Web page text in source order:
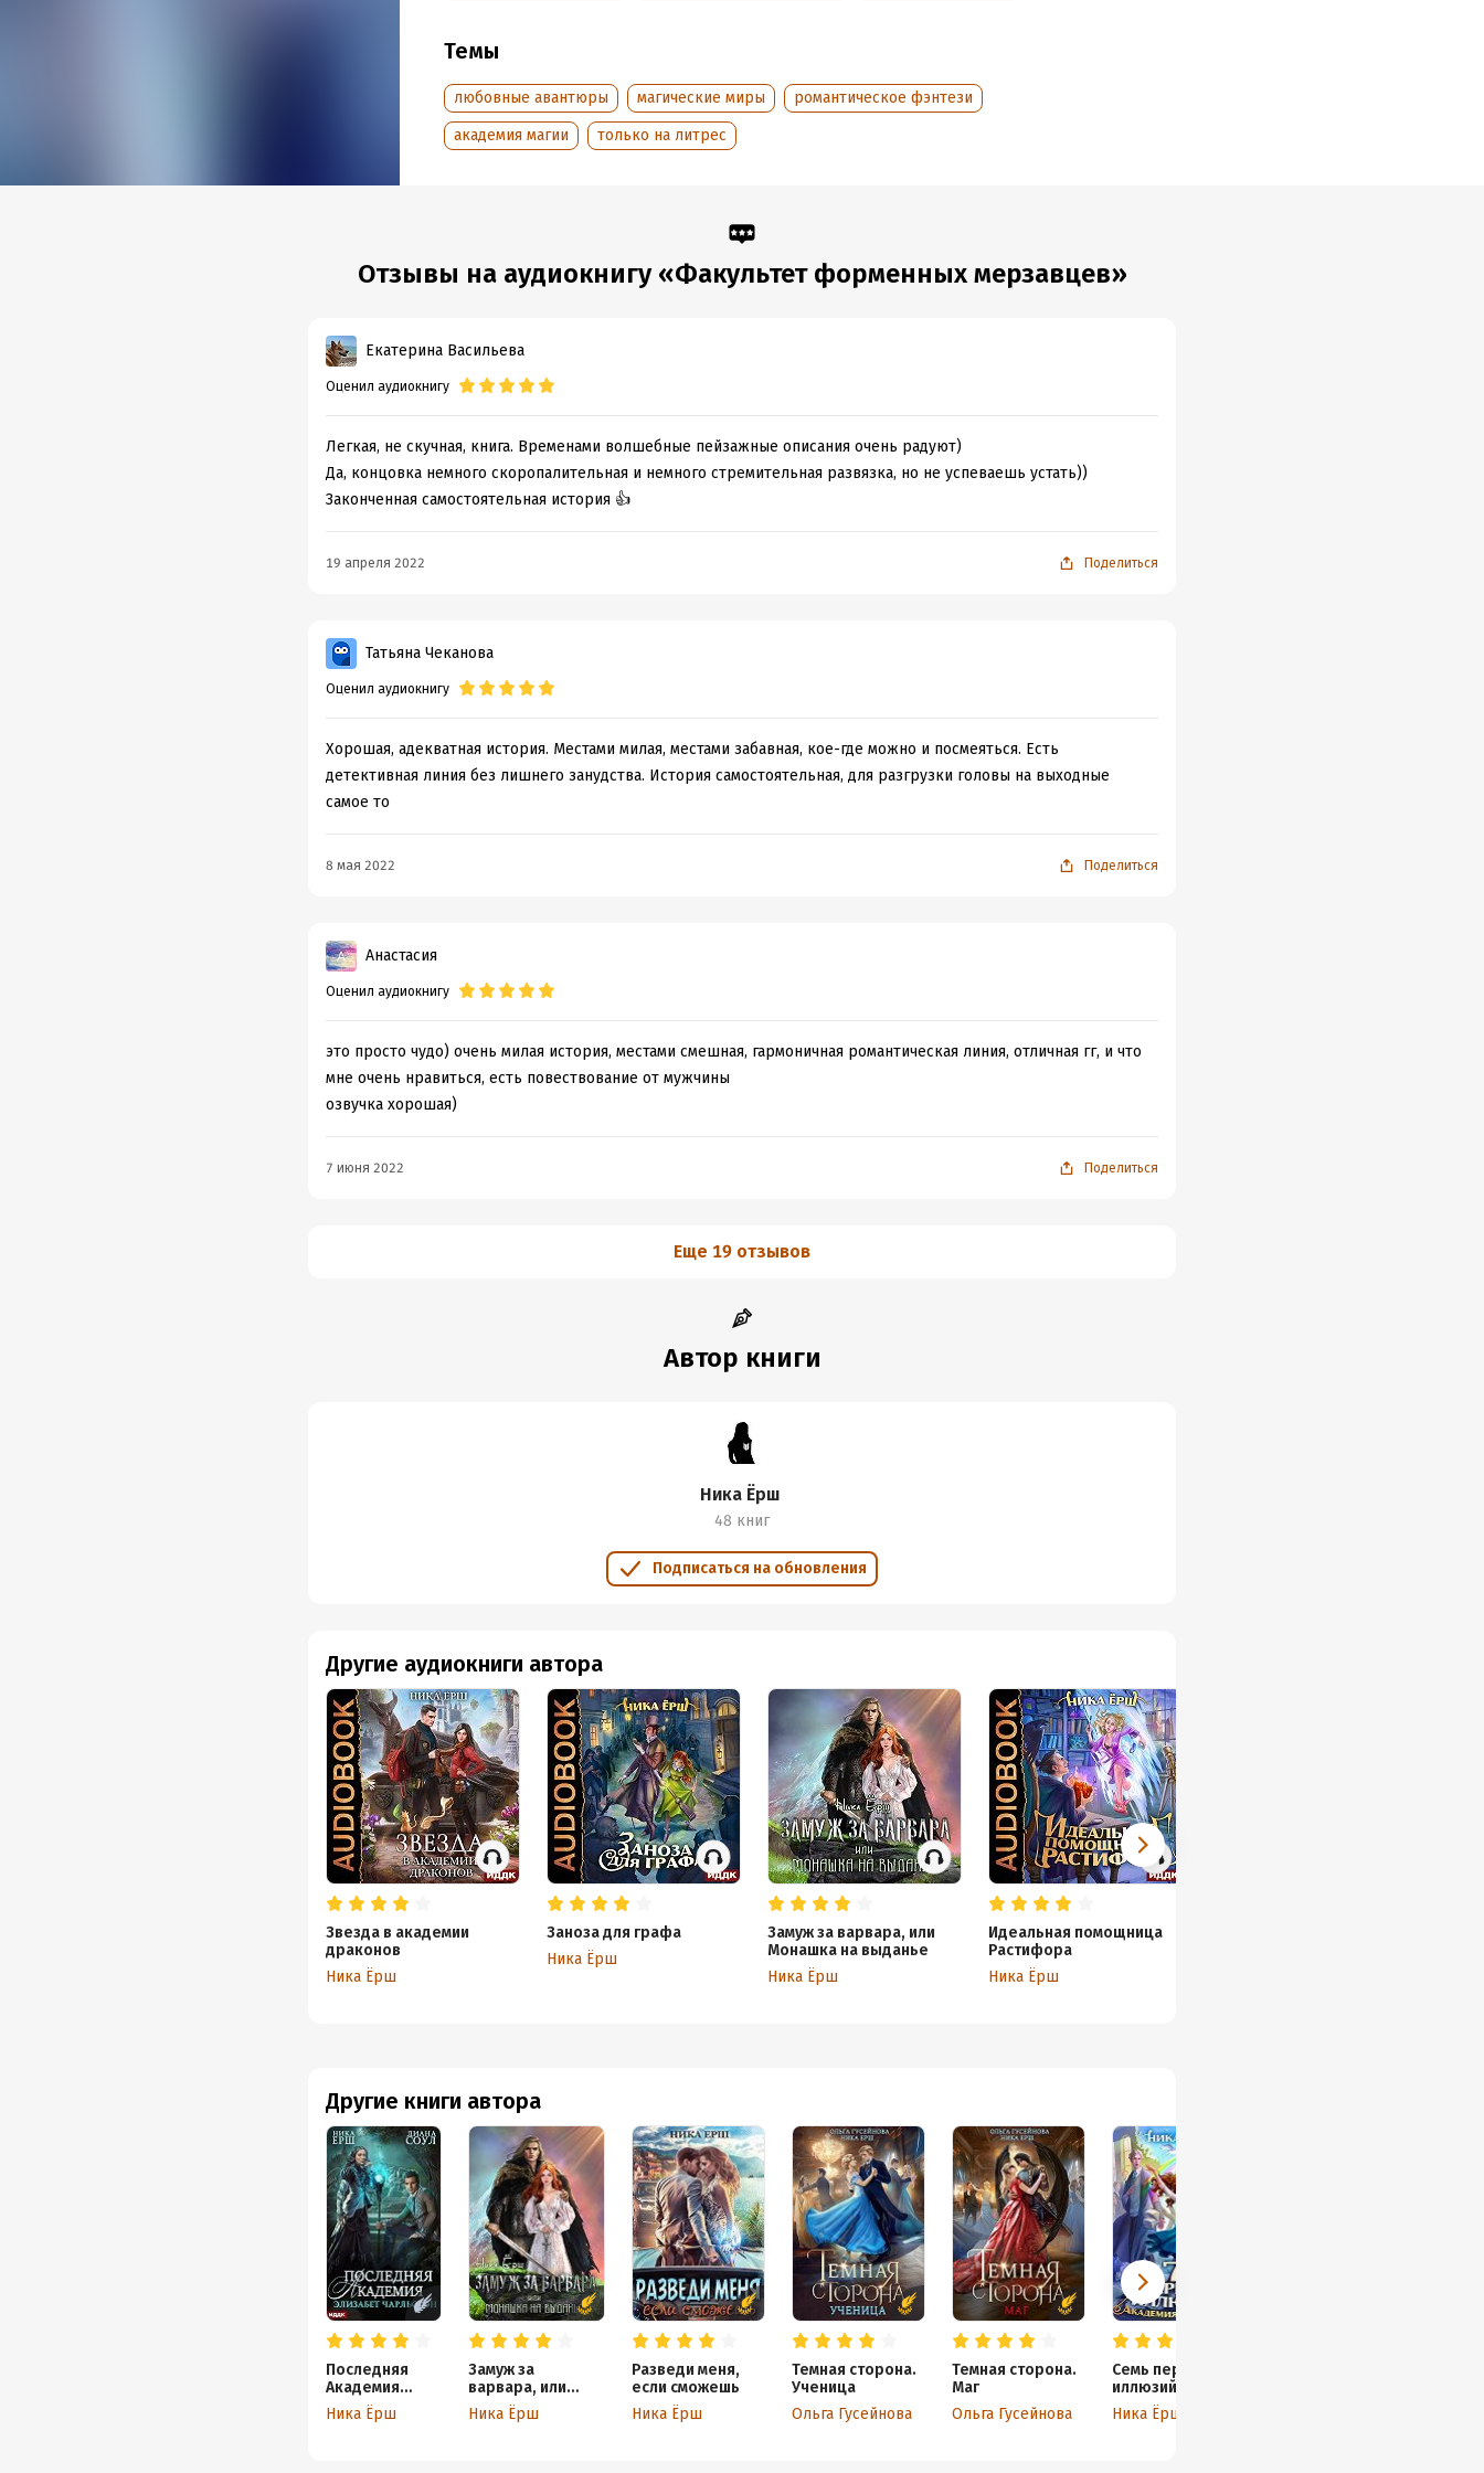
Год издания:
Темы
любовные авантюры магические миры
романтическое фэнтези
академия магии
только на литрес
Отзывы на аудиокнигу «Факультет форменных мерзавцев»
Екатерина Васильева
Оценил аудиокнигу
Легкая, не скучная, книга. Временами волшебные пейзажные описания очень радуют)
Да, концовка немного скоропалительная и немного стремительная развязка, но не успеваешь устать))
Законченная самостоятельная история 👍
19 апреля 2022 Поделиться
Татьяна Чеканова
Оценил аудиокнигу
Хорошая, адекватная история. Местами милая, местами забавная, кое-где можно и посмеяться. Есть
детективная линия без лишнего занудства. История самостоятельная, для разгрузки головы на выходные
самое то
8 мая 2022 Поделиться
Анастасия
Оценил аудиокнигу
это просто чудо) очень милая история, местами смешная, гармоничная романтическая линия, отличная гг, и что
мне очень нравиться, есть повествование от мужчины
озвучка хорошая)
7 июня 2022 Поделиться
Еще 19 отзывов
Автор книги
Ника Ёрш
48 книг
Подписаться на обновления
Другие книги автора
Последняя
Академия
Элизабет
Чарльстон
Ника Ёрш
Замуж за
варвара, или
Монашка на
выданье
Ника Ёрш
Разведи меня,
если сможешь
Ника Ёрш
Темная сторона.
Ученица
Ольга Гусейнова
Темная сторона.
Маг
Ольга Гусейнова
Семь первых
иллюзий.
Академия
Дьянхара
Ника Ёрш
Другие аудиокниги автора
Звезда в академии
драконов
Ника Ёрш
Заноза для графа
Ника Ёрш
Замуж за варвара, или
Монашка на выданье
Ника Ёрш
Идеальная помощница
Растифора
Ника Ёрш